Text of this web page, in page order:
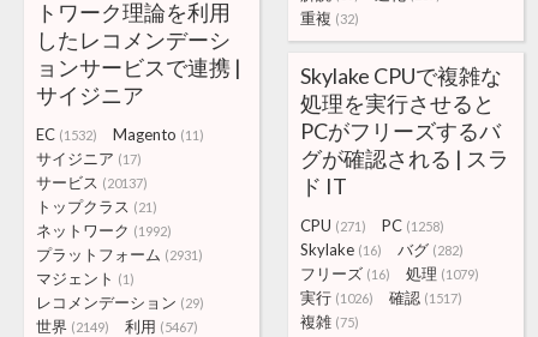
重複 (32)
トワーク理論を利用
したレコメンデーシ
ョンサービスで連携 |
サイジニア
EC (1532) Magento (11)
サイジニア (17)
サービス (20137)
トップクラス (21)
ネットワーク (1992)
プラットフォーム (2931)
マジェント (1)
レコメンデーション (29)
世界 (2149) 利用 (5467)
Skylake CPUで複雑な
処理を実行させると
PCがフリーズするバ
グが確認される | スラ
ド IT
CPU (271) PC (1258)
Skylake (16) バグ (282)
フリーズ (16) 処理 (1079)
実行 (1026) 確認 (1517)
複雑 (75)